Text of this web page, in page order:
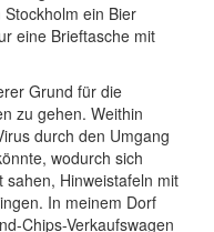
ein Bier
eine Brieftasche mit
Grund für die
zu gehen. Weithin
durch den Umgang
wodurch sich
sahen, Hinweistafeln mit
In meinem Dorf
Chips-Verkaufswagen